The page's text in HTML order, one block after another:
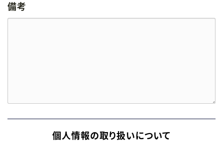
備考
個人情報の取り扱いについて